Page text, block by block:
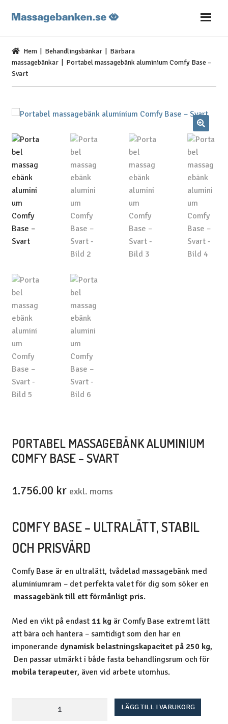
Hoppa
Hoppa
Hem Behandlingsbänkar
Bärbara
massagebänkar| Portabel massagebänk aluminium Comfy Base –
Svart
PORTABEL MASSAGEBÄNK ALUMINIUM
COMFY BASE – SVART
1.756.00 kr exkl. moms
COMFY BASE – ULTRALÄTT, STABIL
OCH PRISVÄRD
Comfy Base är en ultralätt, tvådelad massagebänk med
aluminiumram – det perfekta valet för dig som söker en
massagebänk till ett förmånligt pris.
Med en vikt på endast 11 kgär Comfy Base extremt lätt
att bära och hantera – samtidigt som den har en
imponerande dynamisk belastningskapacitet på 250 kg,
Den passar utmärkt i både fasta behandlingsrum och för
mobila terapeuter, även vid arbete utomhus.
LÄGG TILL I VARUKORG